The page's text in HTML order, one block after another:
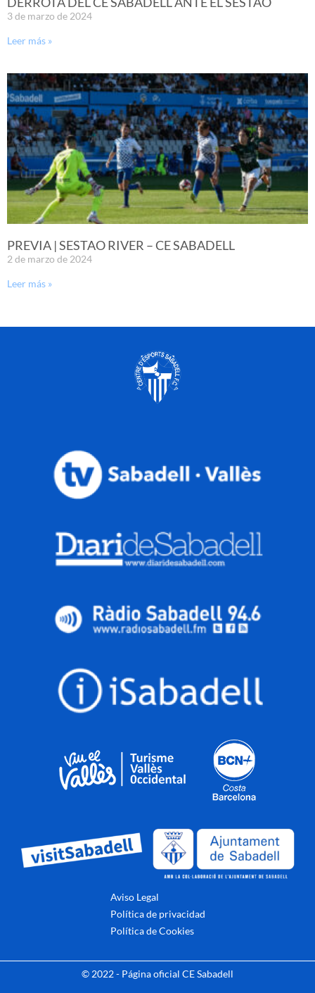
3 de marzo de 2024
Leer más »
PREVIA | SESTAO RIVER – CE SABADELL
2 de marzo de 2024
Leer más »
Aviso Legal
Política de privacidad
Política de Cookies
© 2022 - Página oficial CE Sabadell